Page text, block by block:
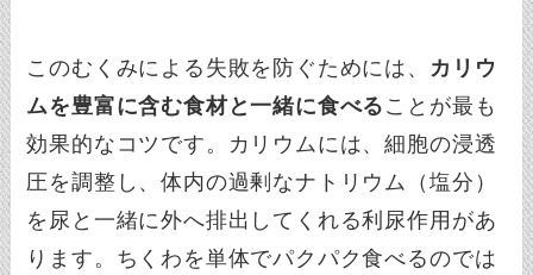
このむくみによる失敗を防ぐためには、
カリウ
ムを豊富に含む食材と一緒に食べる ことが最も
効果的なコツです。カリウムには、細胞の浸透
圧を調整し、体内の過剰なナトリウム（塩分）
を尿と一緒に外へ排出してくれる利尿作用があ
ります。ちくわを単体でパクパク食べるのでは